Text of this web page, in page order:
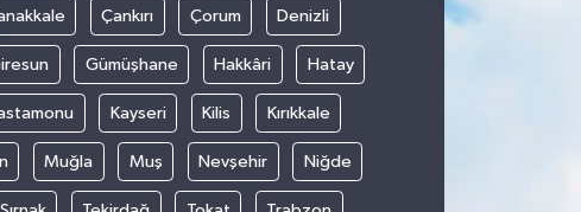
Çankırı Çorum Denizli
Gümüşhane Hakkâri Hatay
Kayseri Kilis Kırıkkale
Muğla Muş Nevşehir Niğde